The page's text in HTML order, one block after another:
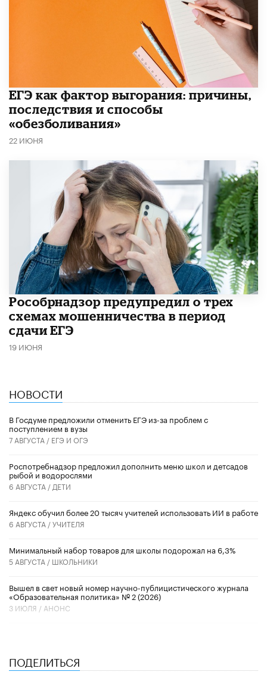
​ЕГЭ как фактор выгорания: причины,
последствия и способы
«обезболивания»
22 ИЮНЯ
Рособрнадзор предупредил о трех
схемах мошенничества в период
сдачи ЕГЭ
19 ИЮНЯ
НОВОСТИ
В Госдуме предложили отменить ЕГЭ из-за проблем с
поступлением в вузы
7 АВГУСТА / ЕГЭ И ОГЭ
Роспотребнадзор предложил дополнить меню школ и детсадов
рыбой и водорослями
6 АВГУСТА / ДЕТИ
​Яндекс обучил более 20 тысяч учителей использовать ИИ в работе
6 АВГУСТА /УЧИТЕЛЯ
Минимальный набор товаров для школы подорожал на 6,3%
5 АВГУСТА / ШКОЛЬНИКИ
Вышел в свет новый номер научно-публицистического журнала
«Образовательная политика» № 2 (2026)
3 ИЮЛЯ / АНОНС
ПОДЕЛИТЬСЯ